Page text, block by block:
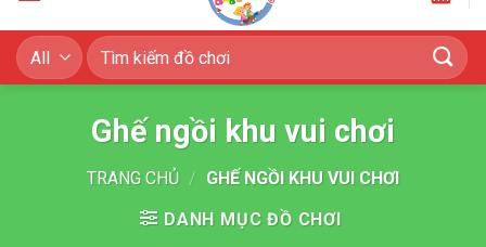
Tìm
kiếm:
Ghế ngồi khu vui chơi
TRANG CHỦ / GHẾ NGỒI KHU VUI CHƠI
DANH MỤC ĐỒ CHƠI